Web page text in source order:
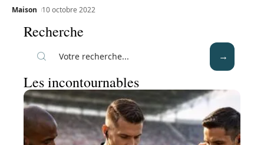
Maison 10 octobre 2022
Recherche
Les incontournables